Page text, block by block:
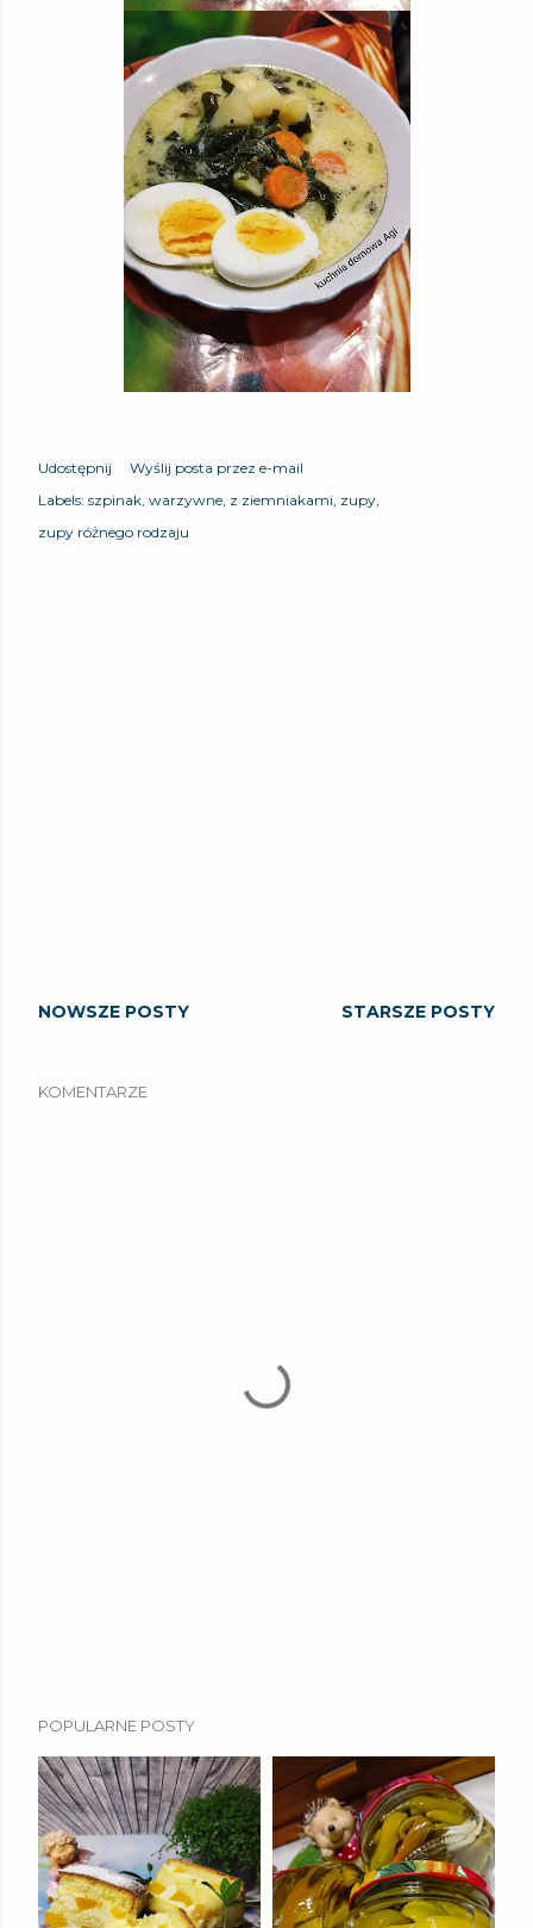
Udostępnij
Wyślij posta przez e-mail
Labels: szpinak warzywne z ziemniakami zupy
zupy różnego rodzaju
NOWSZE POSTY STARSZE POSTY
KOMENTARZE
POPULARNE POSTY